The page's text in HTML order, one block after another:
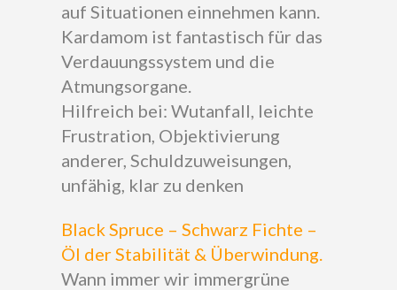
auf Situationen einnehmen kann.
Kardamom ist fantastisch für das
Verdauungssystem und die
Atmungsorgane.
Hilfreich bei: Wutanfall, leichte
Frustration, Objektivierung
anderer, Schuldzuweisungen,
unfähig, klar zu denken
Black Spruce – Schwarz Fichte –
Öl der Stabilität & Überwindung.
Wann immer wir immergrüne